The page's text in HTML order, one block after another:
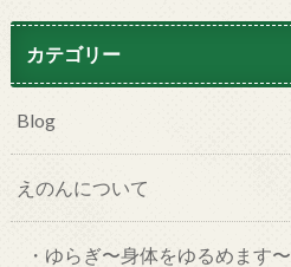
カテゴリー
Blog
えのんについて
・ゆらぎ〜身体をゆるめます〜